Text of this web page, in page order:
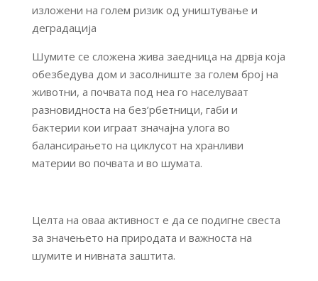
изложени на голем ризик од уништување и
деградација
Шумите се сложена жива заедница на дрвја која
обезбедува дом и засолниште за голем број на
животни, а почвата под неа го населуваат
разновидноста на без’рбетници, габи и
бактерии кои играат значајна улога во
балансирањето на циклусот на хранливи
материи во почвата и во шумата.
Целта на оваа активност е да се подигне свеста
за значењето на природата и важноста на
шумите и нивната заштита.